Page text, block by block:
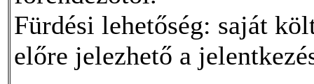
Fürdési lehetőség: saját
előre jelezhető a